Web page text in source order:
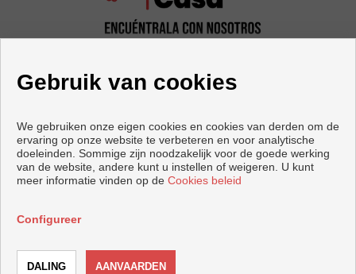
Woningen en huizen te koop in Castellón de la Plana
Gebruik van cookies
We gebruiken onze eigen cookies en cookies van derden om de
ervaring op onze website te verbeteren en voor analytische
doeleinden. Sommige zijn noodzakelijk voor de goede werking
van de website, andere kunt u instellen of weigeren. U kunt
meer informatie vinden op de Cookies beleid
Configureer